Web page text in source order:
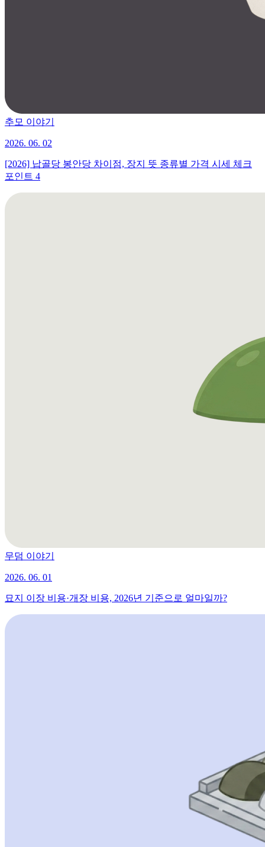
추모 이야기
2026. 06. 02
[2026] 납골당 봉안당 차이점, 장지 뜻 종류별 가격 시세 체크
포인트 4
무덤 이야기
2026. 06. 01
묘지 이장 비용·개장 비용, 2026년 기준으로 얼마일까?